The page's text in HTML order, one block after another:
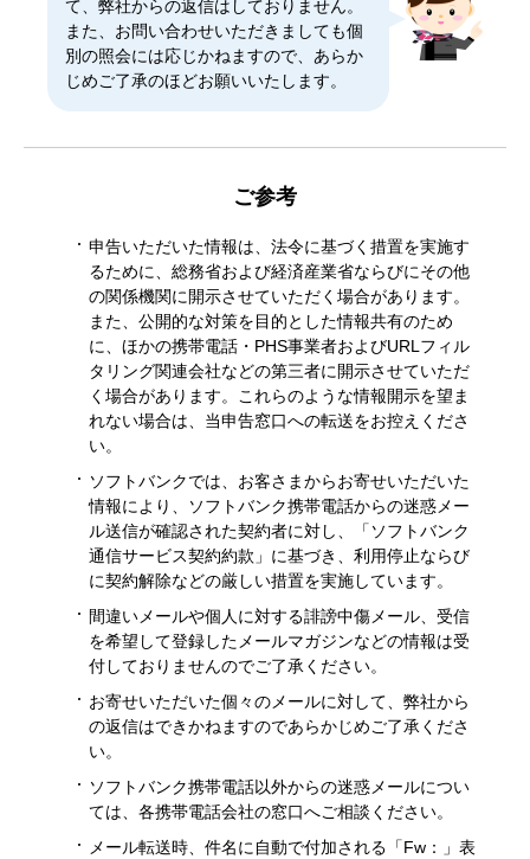
て、弊社からの返信はしておりません。
また、お問い合わせいただきましても個
別の照会には応じかねますので、あらか
じめご了承のほどお願いいたします。
ご参考
申告いただいた情報は、法令に基づく措置を実施す
るために、総務省および経済産業省ならびにその他
の関係機関に開示させていただく場合があります。
また、公開的な対策を目的とした情報共有のため
に、ほかの携帯電話・PHS事業者およびURLフィル
タリング関連会社などの第三者に開示させていただ
く場合があります。これらのような情報開示を望ま
れない場合は、当申告窓口への転送をお控えくださ
い。
ソフトバンクでは、お客さまからお寄せいただいた
情報により、ソフトバンク携帯電話からの迷惑メー
ル送信が確認された契約者に対し、「ソフトバンク
通信サービス契約約款」に基づき、利用停止ならび
に契約解除などの厳しい措置を実施しています。
間違いメールや個人に対する誹謗中傷メール、受信
を希望して登録したメールマガジンなどの情報は受
付しておりませんのでご了承ください。
お寄せいただいた個々のメールに対して、弊社から
の返信はできかねますのであらかじめご了承くださ
い。
ソフトバンク携帯電話以外からの迷惑メールについ
ては、各携帯電話会社の窓口へご相談ください。
メール転送時、件名に自動で付加される「Fw：」表